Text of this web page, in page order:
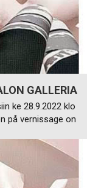
GALLERIA
ke 28.9.2022 klo
på vernissage on